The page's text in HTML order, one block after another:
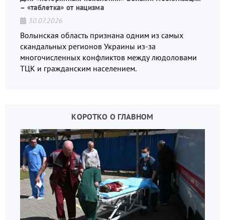
– «таблетка» от нацизма
30.07.2026
Волынская область признана одним из самых
скандальных регионов Украины из-за
многочисленных конфликтов между людоловами
ТЦК и гражданским населением.
КОРОТКО О ГЛАВНОМ